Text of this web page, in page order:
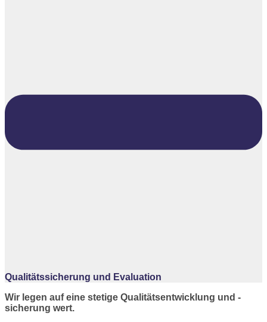
Qualitätssicherung und Evaluation
Wir legen auf eine stetige Qualitätsentwicklung und -
sicherung wert.